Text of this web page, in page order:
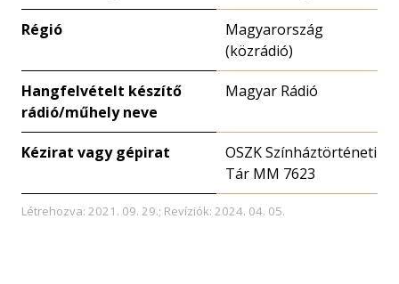
Régió
Magyarország
(közrádió)
Hangfelvételt készítő
rádió/műhely neve
Magyar Rádió
Kézirat vagy gépirat
OSZK Színháztörténeti
Tár MM 7623
Létrehozva: 2021. 09. 29.; Revíziók: 2024. 04. 05.